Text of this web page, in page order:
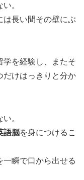
。
は長い間その壁にぶ
学を経験し、またそ
だけはっきりと分か
。
語脳を身につけるこ
一瞬で口から出せる